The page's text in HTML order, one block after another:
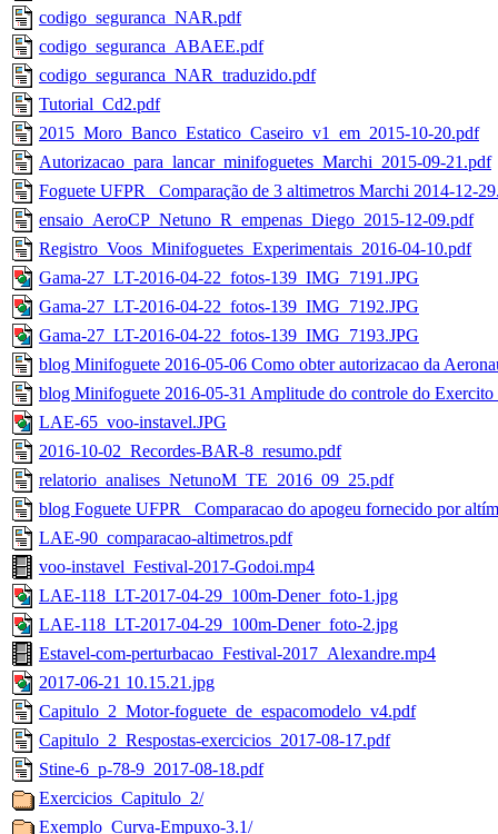
codigo_seguranca_NAR.pdf
codigo_seguranca_ABAEE.pdf
codigo_seguranca_NAR_traduzido.pdf
Tutorial_Cd2.pdf
2015_Moro_Banco_Estatico_Caseiro_v1_em_2015-10-20.pdf
Autorizacao_para_lancar_minifoguetes_Marchi_2015-09-21.pdf
Foguete UFPR_ Comparação de 3 altimetros Marchi 2014-12-
ensaio_AeroCP_Netuno_R_empenas_Diego_2015-12-09.pdf
Registro_Voos_Minifoguetes_Experimentais_2016-04-10.pdf
Gama-27_LT-2016-04-22_fotos-139_IMG_7191.JPG
Gama-27_LT-2016-04-22_fotos-139_IMG_7192.JPG
Gama-27_LT-2016-04-22_fotos-139_IMG_7193.JPG
blog Minifoguete 2016-05-06 Como obter autorizacao da
blog Minifoguete 2016-05-31 Amplitude do controle do
LAE-65_voo-instavel.JPG
2016-10-02_Recordes-BAR-8_resumo.pdf
relatorio_analises_NetunoM_TE_2016_09_25.pdf
blog Foguete UFPR_ Comparacao do apogeu fornecido por
LAE-90_comparacao-altimetros.pdf
voo-instavel_Festival-2017-Godoi.mp4
LAE-118_LT-2017-04-29_100m-Dener_foto-1.jpg
LAE-118_LT-2017-04-29_100m-Dener_foto-2.jpg
Estavel-com-perturbacao_Festival-2017_Alexandre.mp4
2017-06-21 10.15.21.jpg
Capitulo_2_Motor-foguete_de_espacomodelo_v4.pdf
Capitulo_2_Respostas-exercicios_2017-08-17.pdf
Stine-6_p-78-9_2017-08-18.pdf
Exercicios_Capitulo_2/
Exemplo_Curva-Empuxo-3.1/